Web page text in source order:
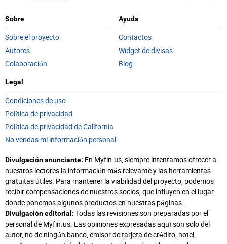
Sobre
Sobre el proyecto
Autores
Colaboración
Ayuda
Contactos
Widget de divisas
Blog
Legal
Condiciones de uso
Política de privacidad
Política de privacidad de California
No vendas mi información personal.
Divulgación anunciante: En Myfin.us, siempre intentamos ofrecer a
nuestros lectores la información más relevante y las herramientas
gratuitas útiles. Para mantener la viabilidad del proyecto, podemos
recibir compensaciones de nuestros socios, que influyen en el lugar
donde ponemos algunos productos en nuestras páginas.
Divulgación editorial: Todas las revisiones son preparadas por el
personal de Myfin.us. Las opiniones expresadas aquí son solo del
autor, no de ningún banco, emisor de tarjeta de crédito, hotel,